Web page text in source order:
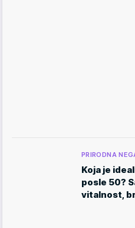
PRIRODNA
Koja je
posle 50?
vitalnost,